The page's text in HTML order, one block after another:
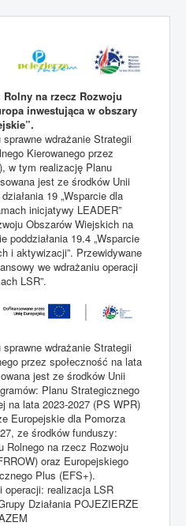
na rzecz Rozwoju
inwestująca w obszary
wdrażanie Strategii
Kierowanego przez
w tym realizację Planu
jest ze środków Unii
19 „Wsparcie dla
inicjatywy LEADER”
Obszarów Wiejskich na
poddziałania 19.4 „Wsparcie
i aktywizacji”. Przewidywane
we wdrażaniu operacji
LSR”.
wdrażanie Strategii
przez społeczność na lata
jest ze środków Unii
Planu Strategicznego
na lata 2023-2027 (PS WPR)
Europejskie dla Pomorza
ze środków funduszy:
Rolnego na rzecz Rozwoju
oraz Europejskiego
Plus (EFS+).
operacji: realizacja LSR
Działania POJEZIERZE